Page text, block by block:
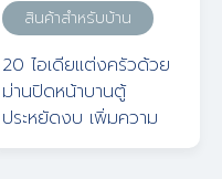
สินค้าสำหรับบ้าน
20 ไอเดียแต่งครัวด้วย
ม่านปิดหน้าบานตู้
ประหยัดงบ เพิ่มความ
สดใสให้พื้นที่